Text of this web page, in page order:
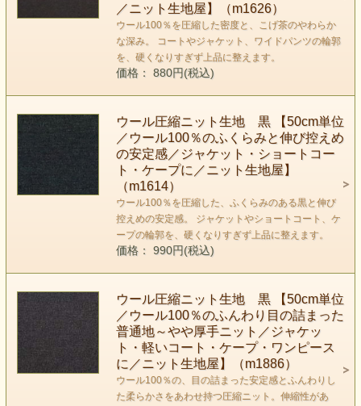
／ニット生地屋】（m1626）
ウール100％を圧縮した密度と、こげ茶のやわらか
な深み。 コートやジャケット、ワイドパンツの輪郭
を、硬くなりすぎず上品に整えます。
価格： 880円(税込)
ウール圧縮ニット生地 黒 【50cm単位
／ウール100％のふくらみと伸び控えめ
の安定感／ジャケット・ショートコー
ト・ケープに／ニット生地屋】
（m1614）
ウール100％を圧縮した、ふくらみのある黒と伸び
控えめの安定感。 ジャケットやショートコート、ケ
ープの輪郭を、硬くなりすぎず上品に整えます。
価格： 990円(税込)
ウール圧縮ニット生地 黒 【50cm単位
／ウール100％のふんわり目の詰まった
普通地～やや厚手ニット／ジャケッ
ト・軽いコート・ケープ・ワンピース
に／ニット生地屋】（m1886）
ウール100％の、目の詰まった安定感とふんわりし
た柔らかさをあわせ持つ圧縮ニット。伸縮性があ